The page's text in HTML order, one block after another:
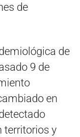
de
de
9 de
en
territorios y